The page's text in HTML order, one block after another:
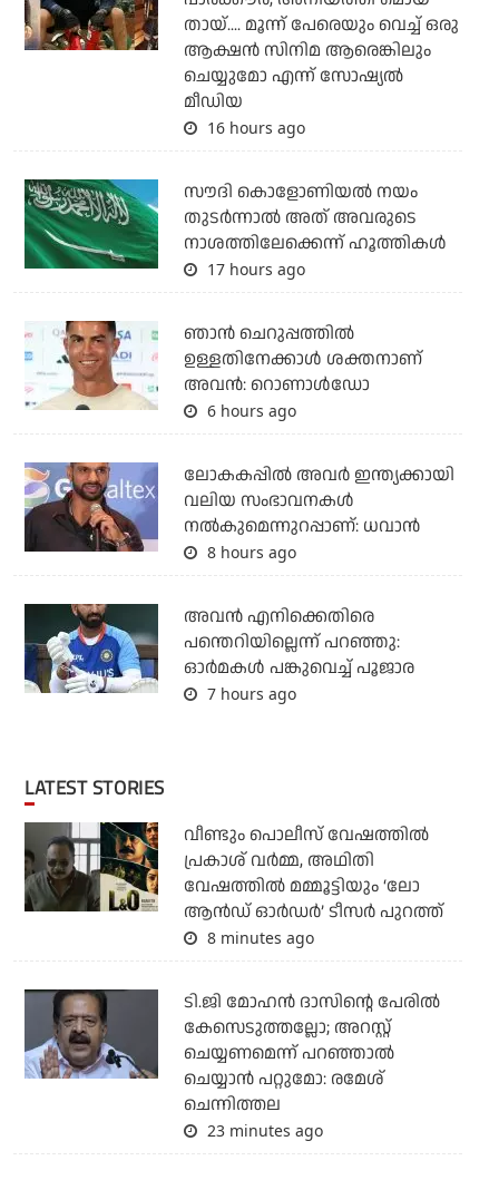
തായ്.... മൂന്ന് പേരെയും വെച്ച് ഒരു
ആക്ഷന്‍ സിനിമ ആരെങ്കിലും
ചെയ്യുമോ എന്ന് സോഷ്യല്‍
മീഡിയ
16 hours ago
സൗദി കൊളോണിയല്‍ നയം
തുടര്‍ന്നാല്‍ അത് അവരുടെ
നാശത്തിലേക്കെന്ന് ഹൂത്തികള്‍
17 hours ago
ഞാന്‍ ചെറുപ്പത്തില്‍
ഉള്ളതിനേക്കാള്‍ ശക്തനാണ്
അവന്‍: റൊണാള്‍ഡോ
6 hours ago
ലോകകപ്പിൽ അവര്‍ ഇന്ത്യക്കായി
വലിയ സംഭാവനകള്‍
നല്‍കുമെന്നുറപ്പാണ്: ധവാന്‍
8 hours ago
അവന്‍ എനിക്കെതിരെ
പന്തെറിയില്ലെന്ന് പറഞ്ഞു:
ഓര്‍മകള്‍ പങ്കുവെച്ച് പൂജാര
7 hours ago
LATEST STORIES
വീണ്ടും പൊലീസ് വേഷത്തിൽ
പ്രകാശ് വർമ്മ, അഥിതി
വേഷത്തിൽ മമ്മൂട്ടിയും ‘ലോ
ആൻഡ് ഓർഡർ’ ടീസർ പുറത്ത്
8 minutes ago
ടി.ജി മോഹന്‍ ദാസിന്റെ പേരില്‍
കേസെടുത്തല്ലോ; അറസ്റ്റ്
ചെയ്യണമെന്ന് പറഞ്ഞാല്‍
ചെയ്യാന്‍ പറ്റുമോ: രമേശ്
ചെന്നിത്തല
23 minutes ago